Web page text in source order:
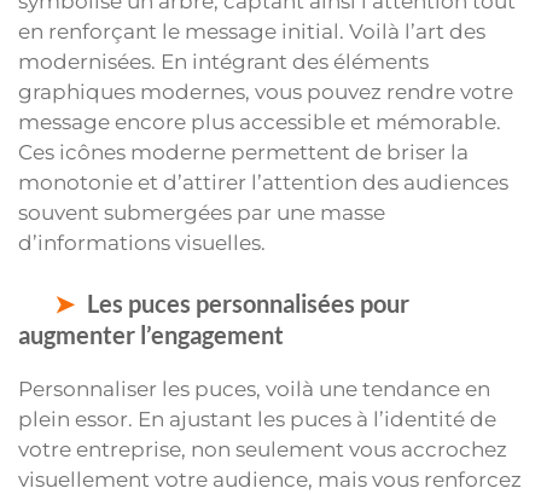
en renforçant le message initial. Voilà l’art des
modernisées. En intégrant des éléments
graphiques modernes, vous pouvez rendre votre
message encore plus accessible et mémorable.
Ces icônes moderne permettent de briser la
monotonie et d’attirer l’attention des audiences
souvent submergées par une masse
d’informations visuelles.
Les puces personnalisées pour
augmenter l’engagement
Personnaliser les puces, voilà une tendance en
plein essor. En ajustant les puces à l’identité de
votre entreprise, non seulement vous accrochez
visuellement votre audience, mais vous renforcez